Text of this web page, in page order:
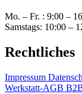
Mo. – Fr. : 9:00 –
Samstags: 10:00 –
Rechtliches
Impressum
Werkstatt-AGB